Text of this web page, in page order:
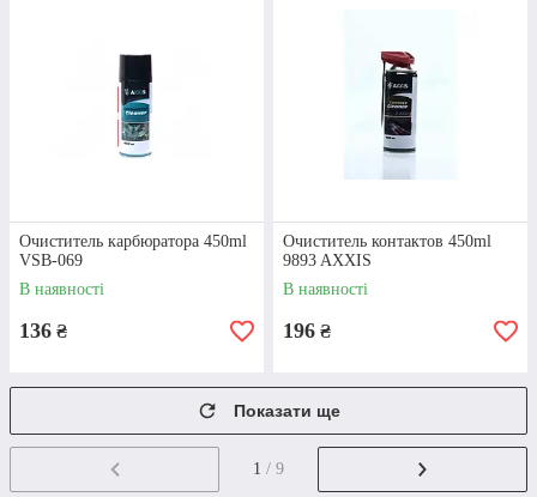
Очиститель карбюратора 450ml
VSB-069
В наявності
136 ₴
Очиститель контактов 450ml
9893 AXXIS
В наявності
196 ₴
Показати ще
1 / 9